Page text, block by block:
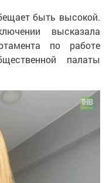
быть высокой.
высказала
по работе
палаты